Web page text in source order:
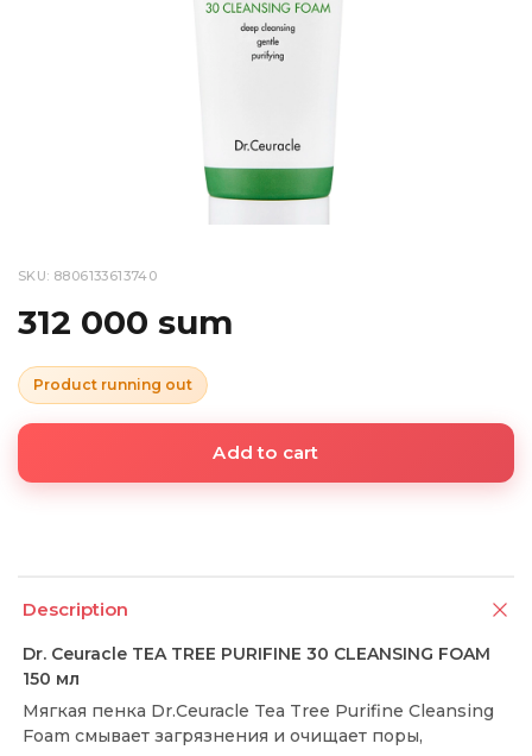
SKU: 8806133613740
312 000 sum
Product running out
Add to cart
Description
Dr. Ceuracle TEA TREE PURIFINE 30 CLEANSING FOAM
150 мл
Мягкая пенка Dr.Ceuracle Tea Tree Purifine Cleansing
Foam смывает загрязнения и очищает поры,